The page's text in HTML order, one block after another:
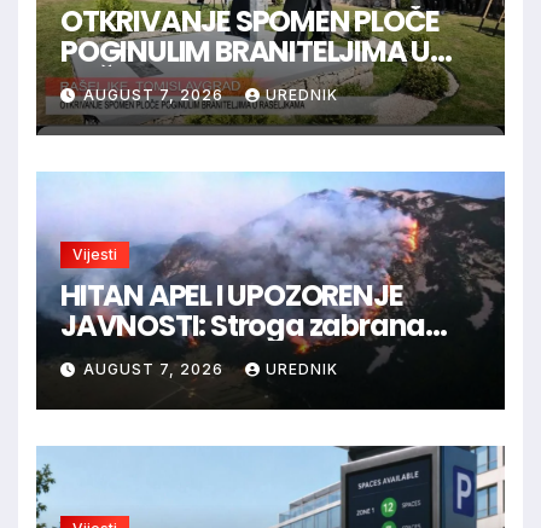
OTKRIVANJE SPOMEN PLOČE
POGINULIM BRANITELJIMA U
RAŠELJKAMA
AUGUST 7, 2026 UREDNIK
Vijesti
HITAN APEL I UPOZORENJE
JAVNOSTI: Stroga zabrana
loženja vatre u Parku prirode
Blidinje!
AUGUST 7, 2026 UREDNIK